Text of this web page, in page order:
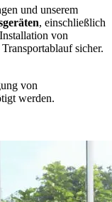
und unserem
, einschließlich
von
sicher.
von
werden.